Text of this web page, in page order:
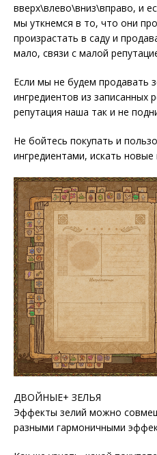
вверх\влево\вниз\вправо, и
мы уткнемся в то, что они
произрастать в саду и
мало, связи с малой
Если мы не будем продавать
ингредиентов из записанных
репутация наша так и не
Не бойтесь покупать и
ингредиентами, искать новые
ДВОЙНЫЕ+ ЗЕЛЬЯ
Эффекты зелий можно
разными гармоничными